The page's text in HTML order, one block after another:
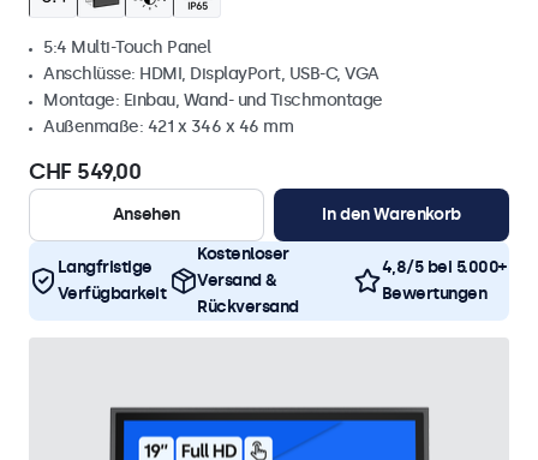
5:4 Multi-Touch Panel
Anschlüsse: HDMI, DisplayPort, USB-C, VGA
Montage: Einbau, Wand- und Tischmontage
Außenmaße: 421 x 346 x 46 mm
CHF 549,00
Ansehen In den Warenkorb
Langfristige
Verfügbarkeit
Kostenloser
Versand &
Rückversand
4,8/5 bei 5.000+
Bewertungen